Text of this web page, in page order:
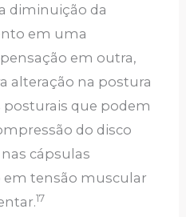
diminuição da
em uma
em outra,
alteração na postura
posturais que podem
do disco
cápsulas
em tensão muscular
17